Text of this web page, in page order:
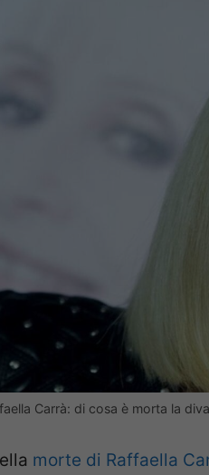
Carrà: di cosa è morta la
morte di Raffaella